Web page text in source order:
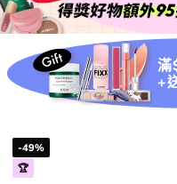
滿
+
-49%
🏆